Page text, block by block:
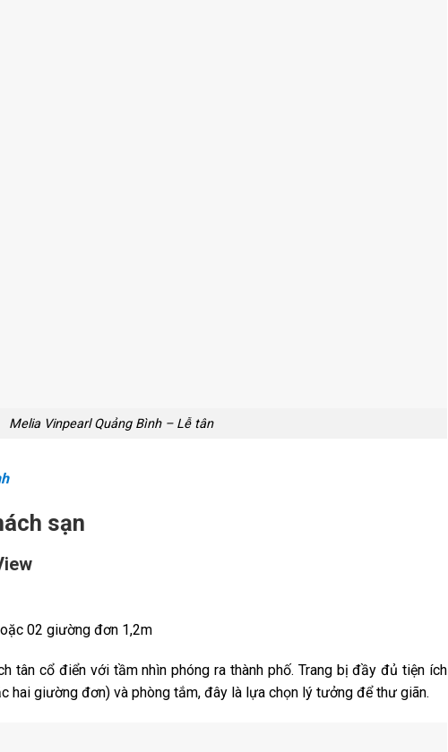
Melia Vinpearl Quảng Bình – Lễ tân
sạn
02 giường đơn 1,2m
tân cổ điển với tầm nhìn phóng ra thành phố. Trang bị đầy đủ tiện ích
hai giường đơn) và phòng tắm, đây là lựa chọn lý tưởng để thư giãn.